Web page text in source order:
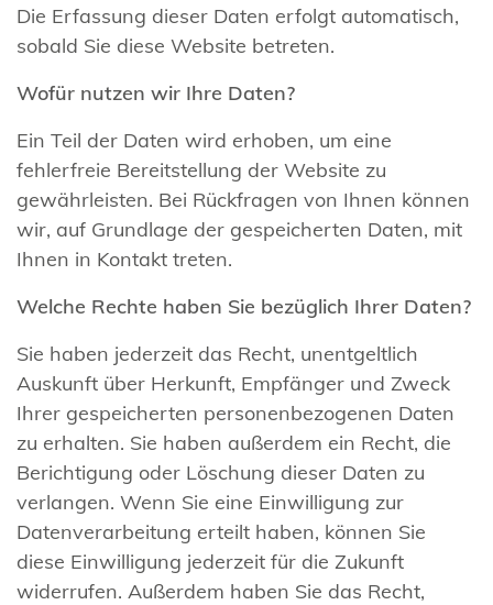
Die Erfassung dieser Daten erfolgt automatisch,
sobald Sie diese Website betreten.
Wofür nutzen wir Ihre Daten?
Ein Teil der Daten wird erhoben, um eine
fehlerfreie Bereitstellung der Website zu
gewährleisten. Bei Rückfragen von Ihnen können
wir, auf Grundlage der gespeicherten Daten, mit
Ihnen in Kontakt treten.
Welche Rechte haben Sie bezüglich Ihrer Daten?
Sie haben jederzeit das Recht, unentgeltlich
Auskunft über Herkunft, Empfänger und Zweck
Ihrer gespeicherten personenbezogenen Daten
zu erhalten. Sie haben außerdem ein Recht, die
Berichtigung oder Löschung dieser Daten zu
verlangen. Wenn Sie eine Einwilligung zur
Datenverarbeitung erteilt haben, können Sie
diese Einwilligung jederzeit für die Zukunft
widerrufen. Außerdem haben Sie das Recht,